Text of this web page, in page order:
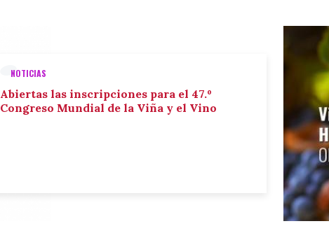
NOTICIAS
Abiertas las inscripciones para el 47.º
Congreso Mundial de la Viña y el Vino